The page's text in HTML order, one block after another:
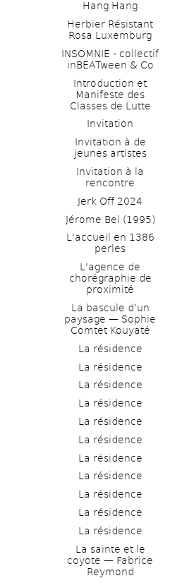
Hang Hang
Herbier Résistant
Rosa Luxemburg
INSOMNIE - collectif
inBEATween & Co
Introduction et
Manifeste des
Classes de Lutte
Invitation
Invitation à de
jeunes artistes
Invitation à la
rencontre
Jerk Off 2024
Jérome Bel (1995)
L'accueil en 1386
perles
L'agence de
chorégraphie de
proximité
La bascule d’un
paysage — Sophie
Comtet Kouyaté
La résidence
La résidence
La résidence
La résidence
La résidence
La résidence
La résidence
La résidence
La résidence
La résidence
La résidence
La sainte et le
coyote — Fabrice
Reymond